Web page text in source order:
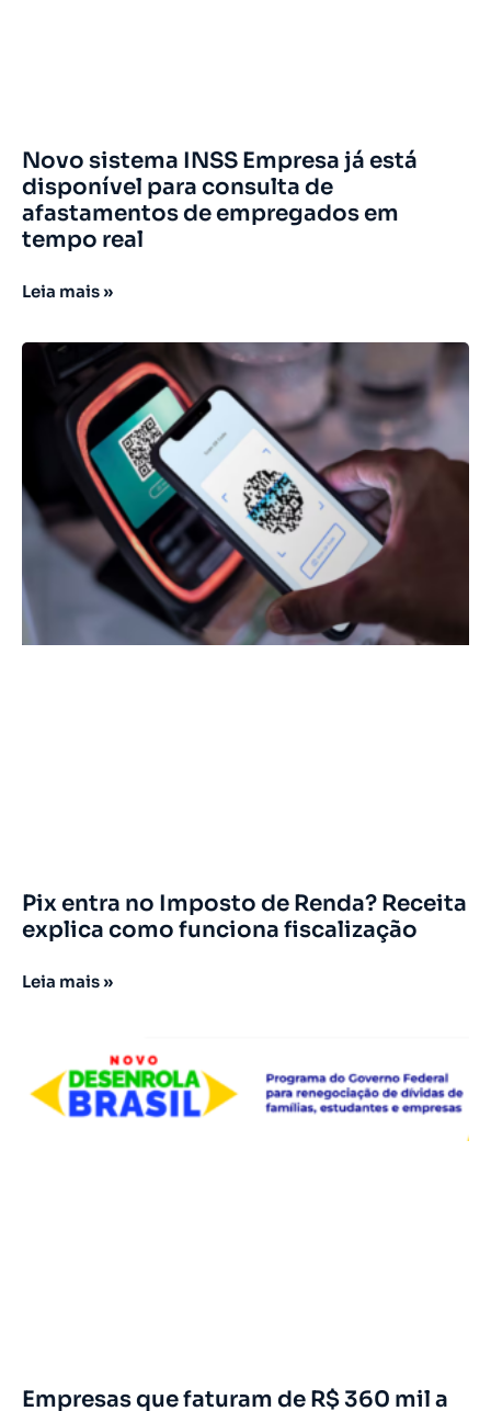
Novo sistema INSS Empresa já está
disponível para consulta de
afastamentos de empregados em
tempo real
Leia mais »
Pix entra no Imposto de Renda? Receita
explica como funciona fiscalização
Leia mais »
Empresas que faturam de R$ 360 mil a